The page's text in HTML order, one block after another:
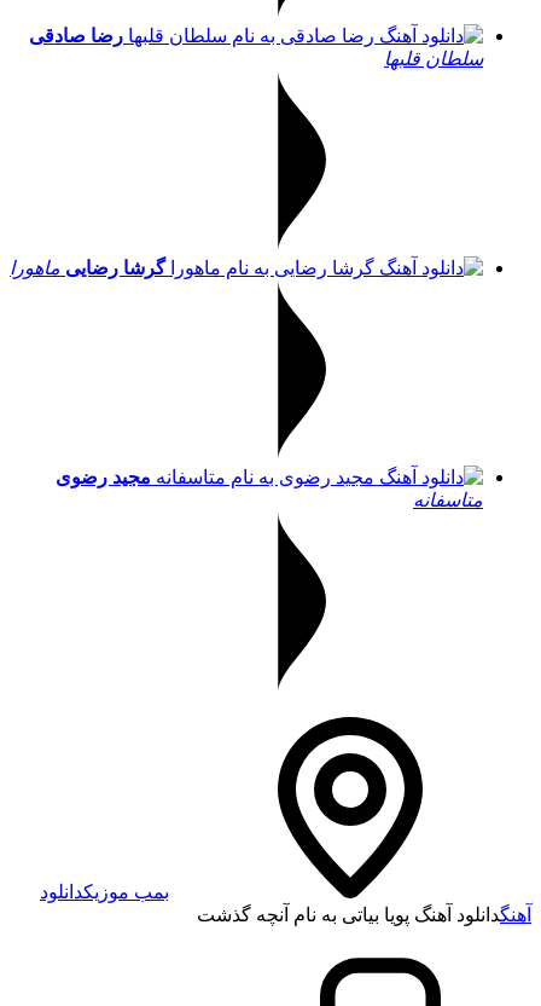
رضا صادقی
سلطان قلبها
گرشا رضایی ماهورا
مجید رضوی
متاسفانه
بمب موزیکدانلود
آهنگدانلود آهنگ پویا بیاتی به نام آنچه گذشت